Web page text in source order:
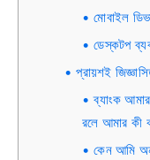
মোবাইল
ডেস্কটপ
প্রায়শই
ব্যাংক
রলে আমার কী
কেন আমি